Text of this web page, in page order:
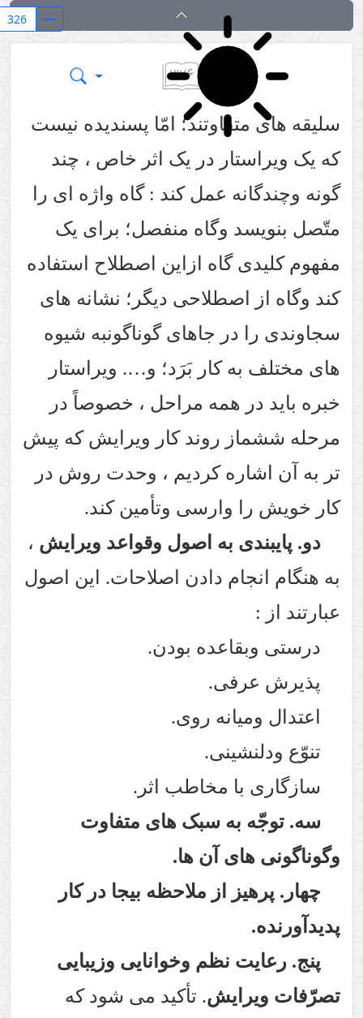
بر بال قلم ۳۲۶
سلیقه های متفاوتند؛ امّا پسندیده نیست
که یک ویراستار در یک اثر خاص ، چند
گونه وچندگانه عمل کند : گاه واژه ای را
متّصل بنویسد وگاه منفصل؛ برای یک
مفهوم کلیدی گاه ازاین اصطلاح استفاده
کند وگاه از اصطلاحی دیگر؛ نشانه های
سجاوندی را در جاهای گوناگونبه شیوه
های مختلف به کار بَرَد؛ و…. ویراستار
خبره باید در همه مراحل ، خصوصاً در
مرحله ششماز روند کار ویرایش که پیش
تر به آن اشاره کردیم ، وحدت روش در
کار خویش را وارسی وتأمین کند.
دو. پایبندی به اصول وقواعد ویرایش ،
به هنگام انجام دادن اصلاحات. این اصول
عبارتند از :
درستی وبقاعده بودن.
پذیرش عرفی.
اعتدال ومیانه روی.
تنوّع ودلنشینی.
سازگاری با مخاطب اثر.
سه. توجّه به سبک های متفاوت
وگوناگونی های آن ها.
چهار. پرهیز از ملاحظه بیجا در کار
پدیدآورنده.
پنج. رعایت نظم وخوانایی وزیبایی
تصرّفات ویرایش. تأکید می شود که